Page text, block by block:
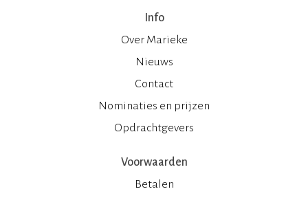
Info
Over Marieke
Nieuws
Contact
Nominaties en prijzen
Opdrachtgevers
Voorwaarden
Betalen